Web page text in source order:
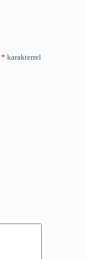
* karakterrel